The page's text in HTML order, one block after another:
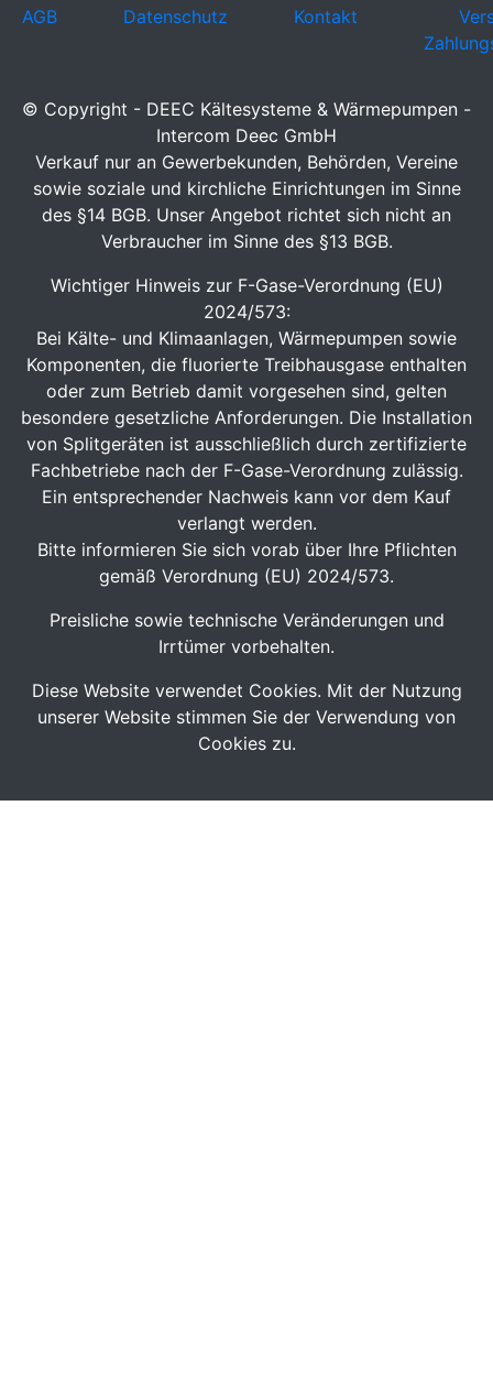
AGB Datenschutz Kontakt
© Copyright - DEEC Kältesysteme & Wärmepumpen -
Intercom Deec GmbH
Verkauf nur an Gewerbekunden, Behörden, Vereine
sowie soziale und kirchliche Einrichtungen im Sinne
des §14 BGB. Unser Angebot richtet sich nicht an
Verbraucher im Sinne des §13 BGB.
Wichtiger Hinweis zur F-Gase-Verordnung (EU)
2024/573:
Bei Kälte- und Klimaanlagen, Wärmepumpen sowie
Komponenten, die fluorierte Treibhausgase enthalten
oder zum Betrieb damit vorgesehen sind, gelten
besondere gesetzliche Anforderungen. Die Installation
von Splitgeräten ist ausschließlich durch zertifizierte
Fachbetriebe nach der F-Gase-Verordnung zulässig.
Ein entsprechender Nachweis kann vor dem Kauf
verlangt werden.
Bitte informieren Sie sich vorab über Ihre Pflichten
gemäß Verordnung (EU) 2024/573.
Preisliche sowie technische Veränderungen und
Irrtümer vorbehalten.
Diese Website verwendet Cookies. Mit der Nutzung
unserer Website stimmen Sie der Verwendung von
Cookies zu.